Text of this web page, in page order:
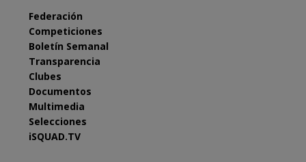
Federación
Competiciones
Boletín Semanal
Transparencia
Clubes
Documentos
Multimedia
Selecciones
iSQUAD.TV